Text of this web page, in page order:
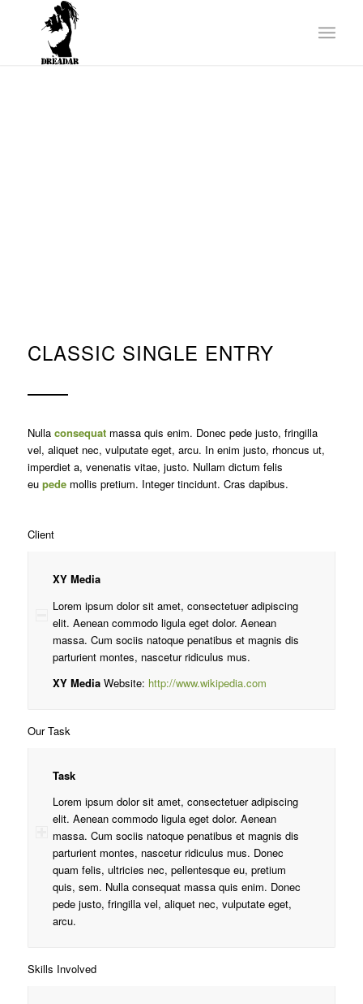
CLASSIC SINGLE ENTRY
Nulla consequatmassa quis enim. Donec pede justo, fringilla
vel, aliquet nec, vulputate eget, arcu. In enim justo, rhoncus ut,
imperdiet a, venenatis vitae, justo. Nullam dictum felis
eu pedemollis pretium. Integer tincidunt. Cras dapibus.
Client
XY Media
Lorem ipsum dolor sit amet, consectetuer adipiscing
elit. Aenean commodo ligula eget dolor. Aenean
massa. Cum sociis natoque penatibus et magnis dis
parturient montes, nascetur ridiculus mus.
XY MediaWebsite: http://www.wikipedia.com
Our Task
Task
Lorem ipsum dolor sit amet, consectetuer adipiscing
elit. Aenean commodo ligula eget dolor. Aenean
massa. Cum sociis natoque penatibus et magnis dis
parturient montes, nascetur ridiculus mus. Donec
quam felis, ultricies nec, pellentesque eu, pretium
quis, sem. Nulla consequat massa quis enim. Donec
pede justo, fringilla vel, aliquet nec, vulputate eget,
arcu.
Skills Involved